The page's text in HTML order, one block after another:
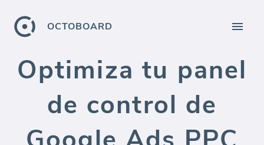
OCTOBOARD
Optimiza tu panel
de control de